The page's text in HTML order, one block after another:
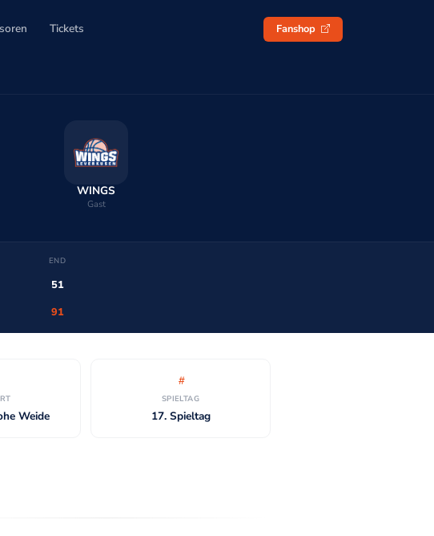
Tickets Fanshop
WINGS
Gast
END
51
91
Weide
SPIELTAG
17. Spieltag